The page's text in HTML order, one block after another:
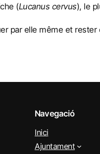
(Lucanus cervus), le
par elle même et rester
Navegació
Inici
Ajuntament